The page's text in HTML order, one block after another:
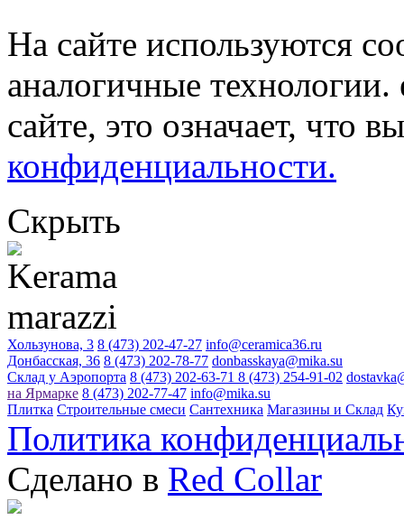
На сайте используются
аналогичные
сайте, это означает, что
конфиденциальности.
Скрыть
Хользунова, 3 8 (473) 202-47-27 info@ceramica36.ru
Донбасская, 36 8 (473) 202-78-77 donbasskaya@mika.su
Склад у Аэропорта 8 (473) 202-63-71 8 (473) 254-91-02
на Ярмарке 8 (473) 202-77-47 info@mika.su
Плитка Строительные смеси Сантехника Магазины и Склад
Политика
Сделано в Red Collar